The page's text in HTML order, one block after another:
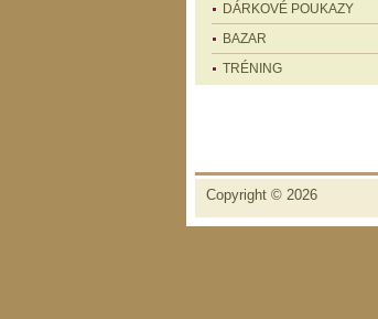
DÁRKOVÉ POUKAZY
BAZAR
TRÉNING
Copyright © 2026